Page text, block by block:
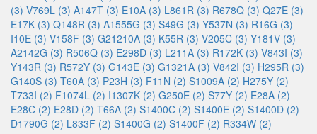
(3) V769L (3) A147T (3) E10A (3) L861R (3) R678Q (3) Q27E (3)
E17K (3) Q148R (3) A1555G (3) S49G (3) Y537N (3) R16G (3)
I10E (3) V158F (3) G21210A (3) K55R (3) V205C (3) Y181V (3)
A2142G (3) R506Q (3) E298D (3) L211A (3) R172K (3) V843I (3)
Y143R (3) R572Y (3) G143E (3) G1321A (3) V842I (3) H295R (3)
G140S (3) T60A (3) P23H (3) F11N (2) S1009A (2) H275Y (2)
T733I (2) F1074L (2) I1307K (2) G250E (2) S77Y (2) E28A (2)
E28C (2) E28D (2) T66A (2) S1400C (2) S1400E (2) S1400D (2)
D1790G (2) L833F (2) S1400G (2) S1400F (2) R334W (2)